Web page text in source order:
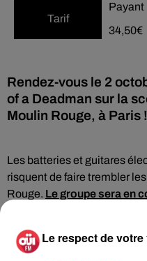
Tarif
Payant
34,50€
Rendez-vous le 2
of a Deadman sur la
Moulin Rouge, à Paris !
Les batteries et guitares
risquent de faire trembler
Rouge. Le groupe sera en
parisienne le 2 octobre
Formé en 2001, ce groupe
découvert par le leader de
Le respect de